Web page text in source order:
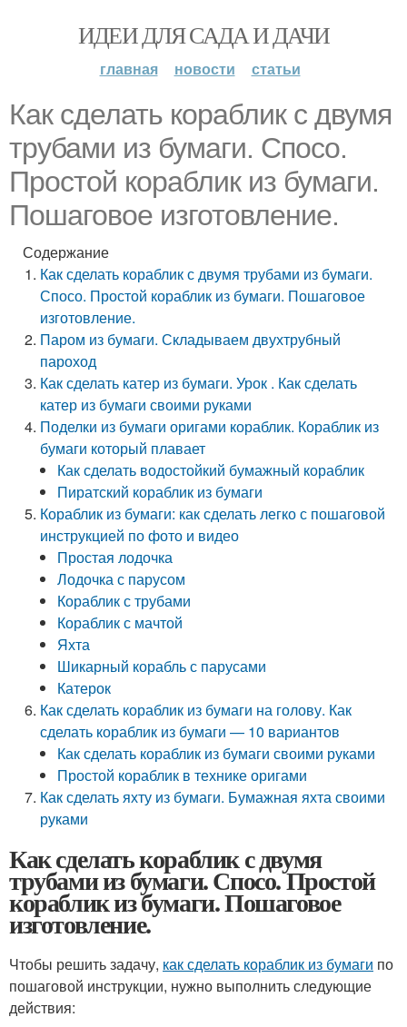
ИДЕИ ДЛЯ САДА И ДАЧИ
главная новости статьи
Как сделать кораблик с двумя
трубами из бумаги. Спосо.
Простой кораблик из бумаги.
Пошаговое изготовление.
Содержание
Как сделать кораблик с двумя трубами из бумаги.
Спосо. Простой кораблик из бумаги. Пошаговое
изготовление.
Паром из бумаги. Складываем двухтрубный
пароход
Как сделать катер из бумаги. Урок . Как сделать
катер из бумаги своими руками
Поделки из бумаги оригами кораблик. Кораблик из
бумаги который плавает
Как сделать водостойкий бумажный кораблик
Пиратский кораблик из бумаги
Кораблик из бумаги: как сделать легко с пошаговой
инструкцией по фото и видео
Простая лодочка
Лодочка с парусом
Кораблик с трубами
Кораблик с мачтой
Яхта
Шикарный корабль с парусами
Катерок
Как сделать кораблик из бумаги на голову. Как
сделать кораблик из бумаги — 10 вариантов
Как сделать кораблик из бумаги своими руками
Простой кораблик в технике оригами
Как сделать яхту из бумаги. Бумажная яхта своими
руками
Как сделать кораблик с двумя
трубами из бумаги. Спосо. Простой
кораблик из бумаги. Пошаговое
изготовление.
Чтобы решить задачу, как сделать кораблик из бумаги по
пошаговой инструкции, нужно выполнить следующие
действия: